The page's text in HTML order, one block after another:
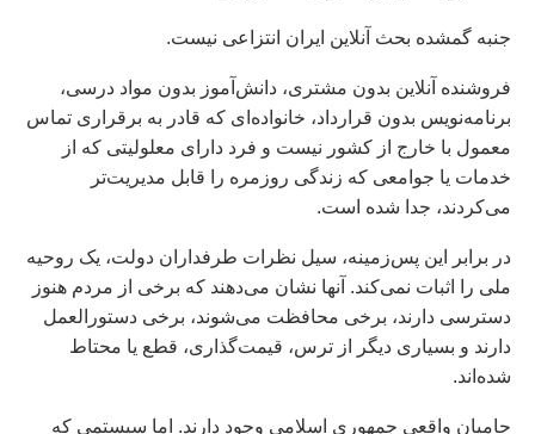
جنبه گمشده بحث آنلاین ایران انتزاعی نیست.
فروشنده آنلاین بدون مشتری، دانش‌آموز بدون مواد درسی،
برنامه‌نویس بدون قرارداد، خانواده‌ای که قادر به برقراری تماس
معمول با خارج از کشور نیست و فرد دارای معلولیتی که از
خدمات یا جوامعی که زندگی روزمره را قابل مدیریت‌تر
می‌کردند، جدا شده است.
در برابر این پس‌زمینه، سیل نظرات طرفداران دولت، یک روحیه
ملی را اثبات نمی‌کند. آنها نشان می‌دهند که برخی از مردم هنوز
دسترسی دارند، برخی محافظت می‌شوند، برخی دستورالعمل
دارند و بسیاری دیگر از ترس، قیمت‌گذاری، قطع یا محتاط
شده‌اند.
حامیان واقعی جمهوری اسلامی وجود دارند. اما سیستمی که